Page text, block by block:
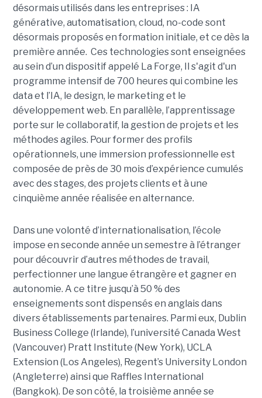
désormais utilisés dans les entreprises : IA
générative, automatisation, cloud, no-code sont
désormais proposés en formation initiale, et ce dès la
première année. Ces technologies sont enseignées
au sein d’un dispositif appelé La Forge, Il s'agit d'un
programme intensif de 700 heures qui combine les
data et l’IA, le design, le marketing et le
développement web. En parallèle, l’apprentissage
porte sur le collaboratif, la gestion de projets et les
méthodes agiles. Pour former des profils
opérationnels, une immersion professionnelle est
composée de près de 30 mois d’expérience cumulés
avec des stages, des projets clients et à une
cinquième année réalisée en alternance.
Dans une volonté d’internationalisation, l’école
impose en seconde année un semestre à l’étranger
pour découvrir d’autres méthodes de travail,
perfectionner une langue étrangère et gagner en
autonomie. A ce titre jusqu’à 50 % des
enseignements sont dispensés en anglais dans
divers établissements partenaires. Parmi eux, Dublin
Business College (Irlande), l’université Canada West
(Vancouver) Pratt Institute (New York), UCLA
Extension (Los Angeles), Regent’s University London
(Angleterre) ainsi que Raffles International
(Bangkok). De son côté, la troisième année se